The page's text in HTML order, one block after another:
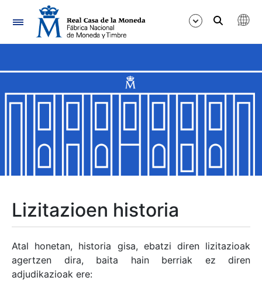
Nabigazioa
Erakutsi/Ezkutatu
Erakutsi/Ezkutatu
Erakutsi/Ezkutatu
Erakutsi/Ezkutatu
Lizitazioen historia
Atal honetan, historia gisa, ebatzi diren lizitazioak
agertzen dira, baita hain berriak ez diren
adjudikazioak ere: